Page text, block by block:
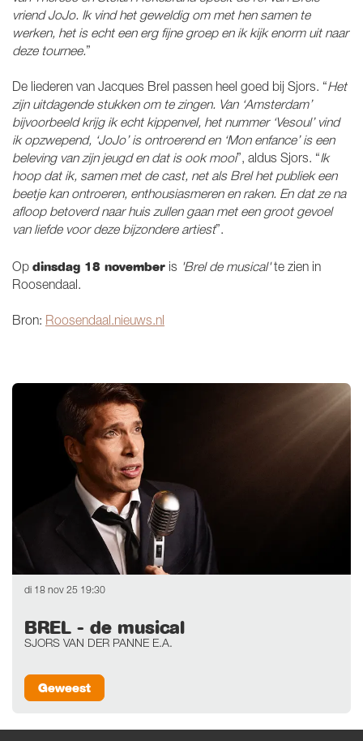
vriend JoJo. Ik vind het geweldig om met hen samen te
werken, het is echt een erg fijne groep en ik kijk enorm uit naar
deze tournee.”
De liederen van Jacques Brel passen heel goed bij Sjors. “Het
zijn uitdagende stukken om te zingen. Van ‘Amsterdam’
bijvoorbeeld krijg ik echt kippenvel, het nummer ‘Vesoul’ vind
ik opzwepend, ‘JoJo’ is ontroerend en ‘Mon enfance’ is een
beleving van zijn jeugd en dat is ook mooi”, aldus Sjors. “Ik
hoop dat ik, samen met de cast, net als Brel het publiek een
beetje kan ontroeren, enthousiasmeren en raken. En dat ze na
afloop betoverd naar huis zullen gaan met een groot gevoel
van liefde voor deze bijzondere artiest”.
Op dinsdag 18 november is 'Brel de musical'te zien in
Roosendaal.
Bron: Roosendaal.nieuws.nl
BREL - de musical
SJORS VAN DER PANNE E.A.
di 18 nov 25 19:30
Geweest